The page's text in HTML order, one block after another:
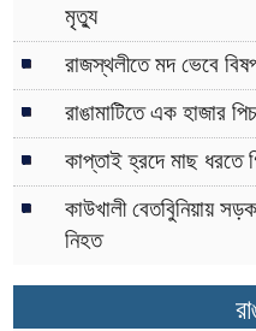
মৃত্যু
রাজস্থলীতে মদ ভেবে
রাঙামাটিতে এক হাজার
কাপ্তাই হ্রদে মাছ ধরতে
কাউখালী বেতবুিনিয়ায়
নিহত